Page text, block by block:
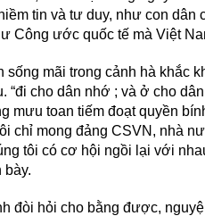
tin và tư duy, như con
Công ước quốc tế mà Việt
sống mãi trong cảnh hà khắc
“đi cho dân nhớ ; và ở cho
mưu toan tiếm đoạt quyền
chỉ mong đảng CSVN, nhà
tôi có cơ hội ngồi lại với
bày.
đòi hỏi cho bằng được,